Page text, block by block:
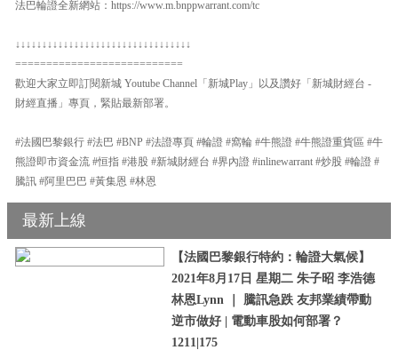
法巴輪證全新網站：https://www.m.bnppwarrant.com/tc
↓↓↓↓↓↓↓↓↓↓↓↓↓↓↓↓↓↓↓↓↓↓↓↓↓↓↓↓↓↓↓↓↓
===========================
歡迎大家立即訂閱新城 Youtube Channel「新城Play」以及讚好「新城財經台 -
財經直播」專頁，緊貼最新部署。
#法國巴黎銀行 #法巴 #BNP #法證專頁 #輪證 #窩輪 #牛熊證 #牛熊證重貨區 #牛
熊證即市資金流 #恒指 #港股 #新城財經台 #界內證 #inlinewarrant #炒股 #輪證 #
騰訊 #阿里巴巴 #黃集恩 #林恩
最新上線
【法國巴黎銀行特約：輪證大氣候】
2021年8月17日 星期二 朱子昭 李浩德
林恩Lynn ｜ 騰訊急跌 友邦業績帶動
逆市做好 | 電動車股如何部署？
1211|175